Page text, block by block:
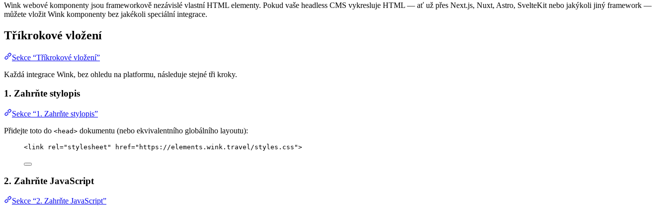
Wink webové komponenty jsou frameworkově nezávislé vlastní HTML elementy. Pokud vaše headless CMS vykresluje HTML — ať už přes Next.js, Nuxt, Astro, SvelteKit nebo jakýkoli jiný framework —
můžete vložit Wink komponenty bez jakékoli speciální integrace.
Tříkrokové vložení
Sekce “Tříkrokové vložení”
Každá integrace Wink, bez ohledu na platformu, následuje stejné tři kroky.
1. Zahrňte stylopis
Sekce “1. Zahrňte stylopis”
Přidejte toto do <head> dokumentu (nebo ekvivalentního globálního layoutu):
<link rel =" stylesheet " href=" https://elements.wink.travel/styles.css ">
2. Zahrňte JavaScript
Sekce “2. Zahrňte JavaScript”